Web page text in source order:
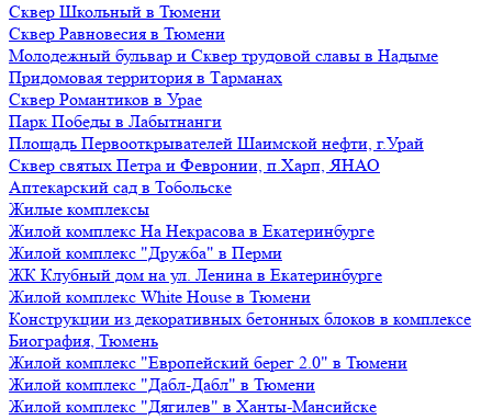
Сквер Школьный в Тюмени
Сквер Равновесия в Тюмени
Молодежный бульвар и Сквер трудовой славы в Надыме
Придомовая территория в Тарманах
Сквер Романтиков в Урае
Парк Победы в Лабытнанги
Площадь Первооткрывателей Шаимской нефти, г.Урай
Сквер святых Петра и Февронии, п.Харп, ЯНАО
Аптекарский сад в Тобольске
Жилые комплексы
Жилой комплекс На Некрасова в Екатеринбурге
Жилой комплекс "Дружба" в Перми
ЖК Клубный дом на ул. Ленина в Екатеринбурге
Жилой комплекс White House в Тюмени
Конструкции из декоративных бетонных блоков в комплексе
Биография, Тюмень
Жилой комплекс "Европейский берег 2.0" в Тюмени
Жилой комплекс "Дабл-Дабл" в Тюмени
Жилой комплекс "Дягилев" в Ханты-Мансийске